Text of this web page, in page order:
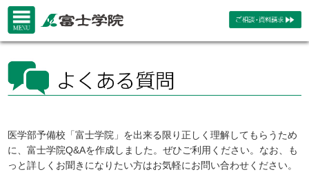
医学部予備校「富士学院」を出来る限り正しく理解してもらうため
に、富士学院Q&Aを作成しました。ぜひご利用ください。なお、も
っと詳しくお聞きになりたい方はお気軽にお問い合わせください。